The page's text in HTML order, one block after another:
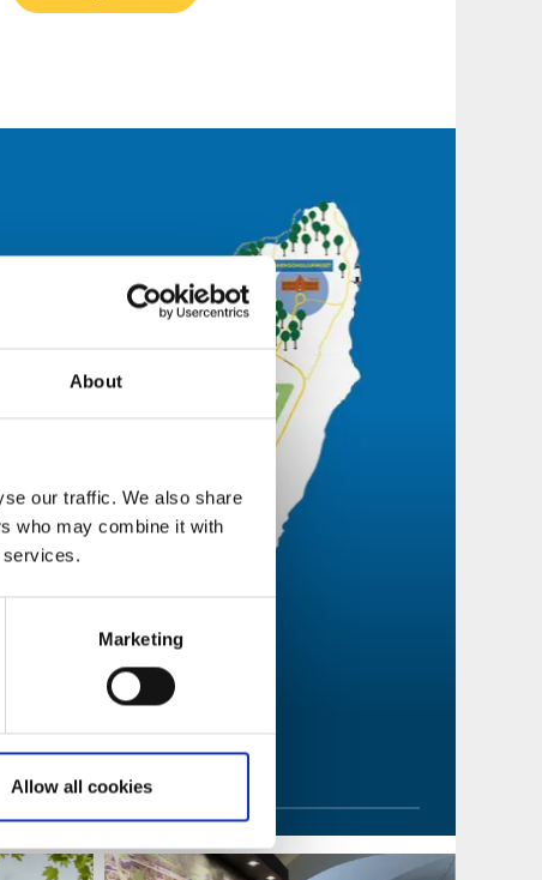
About
our traffic. We also share
who may combine it with
services.
Marketing
Allow all cookies